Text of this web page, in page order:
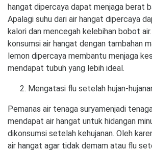
hangat dipercaya dapat menjaga berat
Apalagi suhu dari air hangat dipercaya
kalori dan mencegah kelebihan bobot
konsumsi air hangat dengan tambahan
lemon dipercaya membantu menjaga
mendapat tubuh yang lebih ideal.
Mengatasi flu setelah hujan-
Pemanas air tenaga suryamenjadi
mendapat air hangat untuk hidangan
dikonsumsi setelah kehujanan. Oleh
air hangat agar tidak demam atau flu